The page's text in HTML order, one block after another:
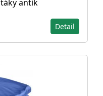
antik
Detail